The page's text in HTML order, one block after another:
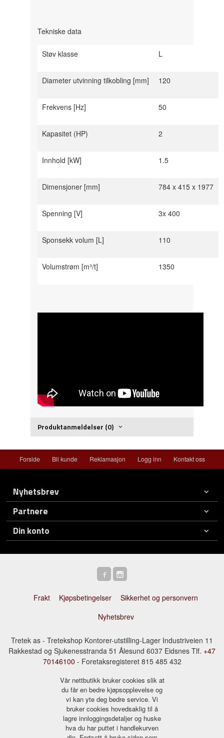
Tekniske data
Støv klasse L
Diameter utvinning tilkobling [mm] 120
Frekvens [Hz] 50
Kapasitet (HP) 2
Innhold [kW] 1.5
Dimensjoner [mm] 784 x 415 x 1977
Spenning [V] 3x 400
Sponsekk volum [L] 110
Volumstrøm [m³/t] 1350
Produktanmeldelser (0)
Forside Bli kunde Reklamasjon Logg inn Kontakt oss
Nyhetsbrev
Partnere
Din konto
Frakt Kjøpsbetingelser
Sikkerhet og personvern
Nyhetsbrev
Tretek as - Tretekshop Kontorer-utstilling-Lager Industriveien 11
Rakkestad og Sjukenesstranda 51 Ålesund 6037 Eidsnes Tlf. +47
70146100 - Foretaksregisteret 815 485 432
Vår nettbutikk bruker cookies slik at
du får en bedre kjøpsopplevelse og
vi kan yte deg bedre service. Vi
bruker cookies hovedsaklig til å
lagre innloggingsdetaljer og huske
hva du har puttet i handlekurven